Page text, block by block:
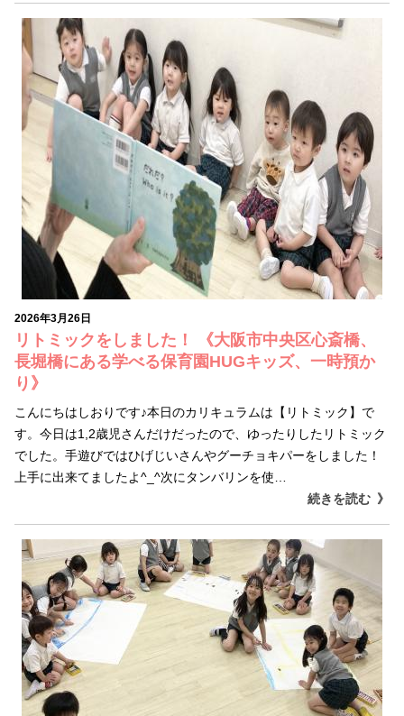
2026年3月26日
リトミックをしました！ 《大阪市中央区心斎橋、
長堀橋にある学べる保育園HUGキッズ、一時預か
り》
こんにちはしおりです♪本日のカリキュラムは【リトミック】で
す。今日は1,2歳児さんだけだったので、ゆったりしたリトミック
でした。手遊びではひげじいさんやグーチョキパーをしました！
上手に出来てましたよ^_^次にタンバリンを使…
続きを読む